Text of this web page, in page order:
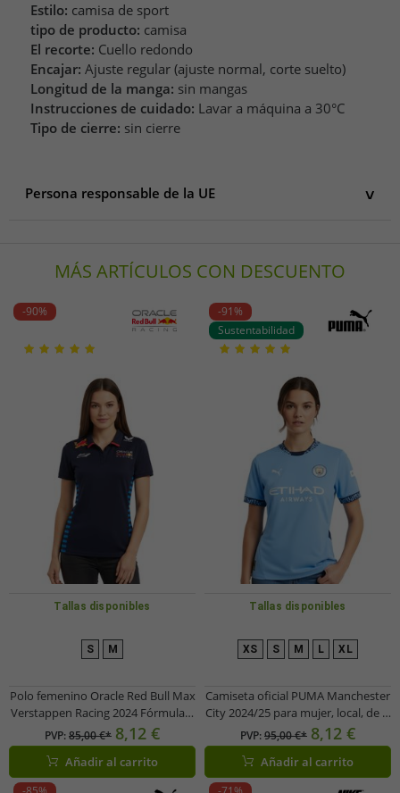
Estilo: camisa de sport
tipo de producto: camisa
El recorte: Cuello redondo
Encajar: Ajuste regular (ajuste normal, corte suelto)
Longitud de la manga: sin mangas
Instrucciones de cuidado: Lavar a máquina a 30°C
Tipo de cierre: sin cierre
Persona responsable de la UE
Colosseum 1
Niederlande
https://www.nike.com/de/help/#contact
MÁS ARTÍCULOS CON DESCUENTO
-90%
Tallas disponibles
S M
Polo femenino Oracle Red Bull Max
Verstappen Racing 2024 Fórmula 1
F1 con logotipos de
patrocinadores. Camiseta
deportiva 701231017 001 Azul
marino
PVP:85,00 €* 8,12 €
Añadir al carrito
-91%
Sustentabilidad
Tallas disponibles
XS S M L XL
Camiseta oficial PUMA Manchester
City 2024/25 para mujer, local, de la
Premier League, sostenible,
701230878 001, azul claro/blanco
PVP:95,00 €* 8,12 €
Añadir al carrito